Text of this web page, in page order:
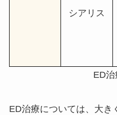
シアリス
ED
ED治療については、大き